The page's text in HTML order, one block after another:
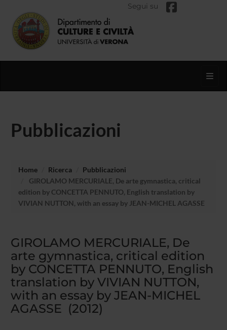
Segui su
Pubblicazioni
Home Ricerca
Pubblicazioni
GIROLAMO MERCURIALE, De arte gymnastica, critical
edition by CONCETTA PENNUTO, English translation by
VIVIAN NUTTON, with an essay by JEAN-MICHEL AGASSE
GIROLAMO MERCURIALE, De
arte gymnastica, critical edition
by CONCETTA PENNUTO, English
translation by VIVIAN NUTTON,
with an essay by JEAN-MICHEL
AGASSE (2012)